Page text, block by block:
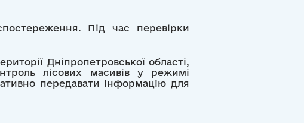
Під час перевірки
Дніпропетровської області,
лісових масивів у режимі
передавати інформацію для